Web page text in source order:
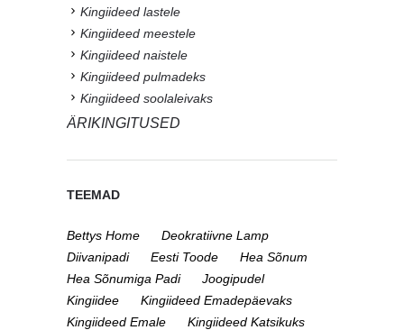
Kingiideed lastele
Kingiideed meestele
Kingiideed naistele
Kingiideed pulmadeks
Kingiideed soolaleivaks
ÄRIKINGITUSED
TEEMAD
Bettys Home
Deokratiivne Lamp
Diivanipadi
Eesti Toode
Hea Sõnum
Hea Sõnumiga Padi
Joogipudel
Kingiidee
Kingiideed Emadepäevaks
Kingiideed Emale
Kingiideed Katsikuks